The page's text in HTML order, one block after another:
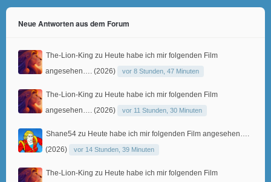
Neue Antworten aus dem Forum
The-Lion-King zu Heute habe ich mir folgenden Film
angesehen…. (2026)
vor 8 Stunden, 47 Minuten
The-Lion-King zu Heute habe ich mir folgenden Film
angesehen…. (2026)
vor 11 Stunden, 30 Minuten
Shane54 zu Heute habe ich mir folgenden Film angesehen….
(2026)
vor 14 Stunden, 39 Minuten
The-Lion-King zu Heute habe ich mir folgenden Film